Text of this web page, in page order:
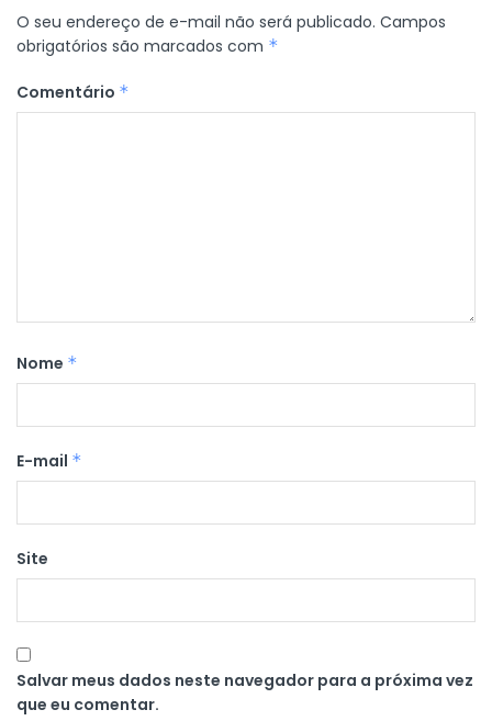
O seu endereço de e-mail não será publicado. Campos
obrigatórios são marcados com *
Comentário *
Nome *
E-mail *
Site
Salvar meus dados neste navegador para a próxima vez
que eu comentar.